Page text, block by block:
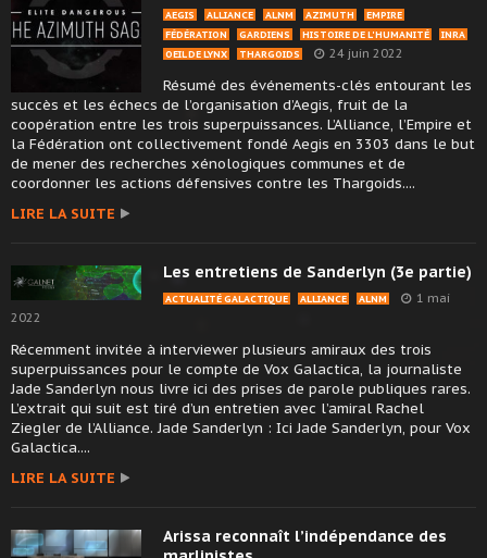
AEGIS ALLIANCE ALNM AZIMUTH
EMPIRE
FÉDÉRATION
GARDIENS HISTOIRE DE L'HUMANITÉ
INRA
OEIL DE LYNX
THARGOIDS 24 juin 2022
Résumé des événements-clés entourant les
succès et les échecs de l’organisation d’Aegis, fruit de la
coopération entre les trois superpuissances. L’Alliance, l’Empire et
la Fédération ont collectivement fondé Aegis en 3303 dans le but
de mener des recherches xénologiques communes et de
coordonner les actions défensives contre les Thargoids....
LIRE LA SUITE
Les entretiens de Sanderlyn (3e partie)
ACTUALITÉ GALACTIQUE ALLIANCE ALNM
1 mai
2022
Récemment invitée à interviewer plusieurs amiraux des trois
superpuissances pour le compte de Vox Galactica, la journaliste
Jade Sanderlyn nous livre ici des prises de parole publiques rares.
L’extrait qui suit est tiré d’un entretien avec l’amiral Rachel
Ziegler de l’Alliance. Jade Sanderlyn : Ici Jade Sanderlyn, pour Vox
Galactica....
LIRE LA SUITE
Arissa reconnaît l’indépendance des